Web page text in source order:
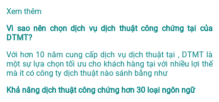
Xem thêm
Vì sao nên chọn dịch vụ dịch thuật công chứng tại của
DTMT?
Với hơn 10 năm cung cấp dịch vụ dịch thuật tại , DTMT là
một sự lựa chọn tối ưu cho khách hàng tại với nhiều lợi thế
mà ít có công ty dịch thuật nào sánh bằng như
Khả năng dịch thuật công chứng hơn 30 loại ngôn ngữ